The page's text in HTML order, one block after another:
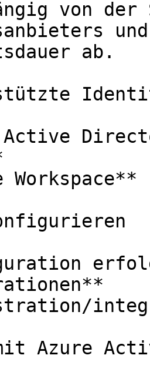
von der
ab.
mit Azure